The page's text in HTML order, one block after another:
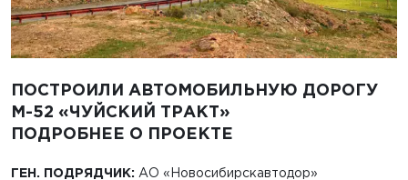
ПОСТРОИЛИ АВТОМОБИЛЬНУЮ ДОРОГУ
M-52 «ЧУЙСКИЙ ТРАКТ»
ПОДРОБНЕЕ О ПРОЕКТЕ
ГЕН. ПОДРЯДЧИК: АО «Новосибирскавтодор»